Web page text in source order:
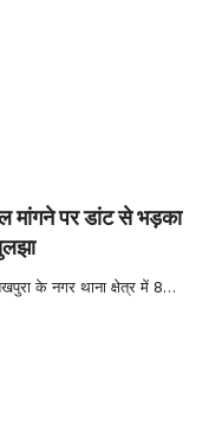
पर डांट से भड़का
के नगर थाना क्षेत्र में 8…